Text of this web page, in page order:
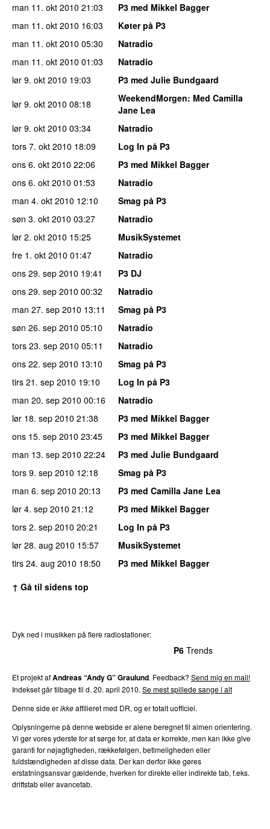
man 11. okt 2010 21:03
P3 med Mikkel Bagger
man 11. okt 2010 16:03
Køter på P3
man 11. okt 2010 05:30
Natradio
man 11. okt 2010 01:03
Natradio
lør 9. okt 2010 19:03
P3 med Julie Bundgaard
lør 9. okt 2010 08:18 WeekendMorgen: Med Camilla
Jane Lea
lør 9. okt 2010 03:34
Natradio
tors 7. okt 2010 18:09
Log In på P3
ons 6. okt 2010 22:06
P3 med Mikkel Bagger
ons 6. okt 2010 01:53
Natradio
man 4. okt 2010 12:10
Smag på P3
søn 3. okt 2010 03:27
Natradio
lør 2. okt 2010 15:25
MusikSystemet
fre 1. okt 2010 01:47
Natradio
ons 29. sep 2010 19:41
P3 DJ
ons 29. sep 2010 00:32
Natradio
man 27. sep 2010 13:11
Smag på P3
søn 26. sep 2010 05:10
Natradio
tors 23. sep 2010 05:11
Natradio
ons 22. sep 2010 13:10
Smag på P3
tirs 21. sep 2010 19:10
Log In på P3
man 20. sep 2010 00:16
Natradio
lør 18. sep 2010 21:38
P3 med Mikkel Bagger
ons 15. sep 2010 23:45
P3 med Mikkel Bagger
man 13. sep 2010 22:24
P3 med Julie Bundgaard
tors 9. sep 2010 12:18
Smag på P3
man 6. sep 2010 20:13
P3 med Camilla Jane Lea
lør 4. sep 2010 21:12
P3 med Mikkel Bagger
tors 2. sep 2010 20:21
Log In på P3
lør 28. aug 2010 15:57
MusikSystemet
tirs 24. aug 2010 18:50
P3 med Mikkel Bagger
↑ Gå til sidens top
Dyk ned i musikken på flere radiostationer:
P6 Trends
Et projekt afAndreas “Andy G” Graulund. Feedback? Send mig en mail!
Indekset går tilbage til d. 20. april 2010. Se mest spillede sange i alt
Denne side erikkeaffilieret med DR, og er totalt uofficiel.
Oplysningerne på denne webside er alene beregnet til almen orientering.
Vi gør vores yderste for at sørge for, at data er korrekte, men kan ikke give
garanti for nøjagtigheden, rækkefølgen, betimeligheden eller
fuldstændigheden af disse data. Der kan derfor ikke gøres
erstatningsansvar gældende, hverken for direkte eller indirekte tab, f.eks.
driftstab eller avancetab.